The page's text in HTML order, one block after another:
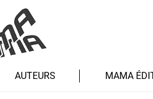
AUTEURS MAMA